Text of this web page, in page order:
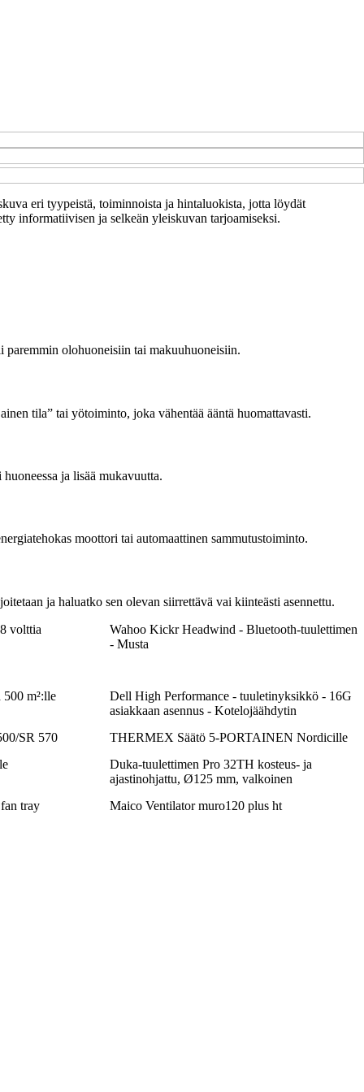
eri tyypeistä, toiminnoista ja hintaluokista, jotta löydät
informatiivisen ja selkeän yleiskuvan tarjoamiseksi.
olohuoneisiin tai makuuhuoneisiin.
tila” tai yötoiminto, joka vähentää ääntä huomattavasti.
ja lisää mukavuutta.
moottori tai automaattinen sammutustoiminto.
ja haluatko sen olevan siirrettävä vai kiinteästi asennettu.
volttia
Wahoo Kickr Headwind - Bluetooth-tuulettimen
- Musta
m²:lle
Dell High Performance - tuuletinyksikkö - 16G
asiakkaan asennus - Kotelojäähdytin
SR 570
THERMEX Säätö 5-PORTAINEN Nordicille
Duka-tuulettimen Pro 32TH kosteus- ja
ajastinohjattu, Ø125 mm, valkoinen
tray Maico Ventilator muro120 plus ht